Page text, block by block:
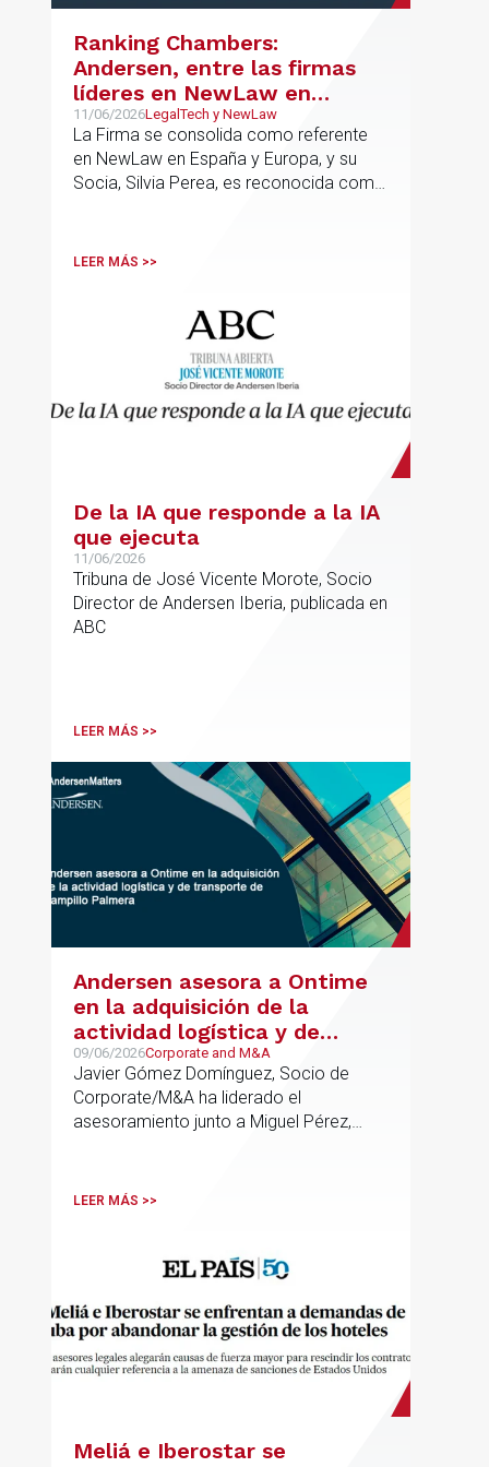
Ranking Chambers:
Andersen, entre las firmas
líderes en NewLaw en
España y Europa
11/06/2026LegalTech y NewLaw
La Firma se consolida como referente
en NewLaw en España y Europa, y su
Socia, Silvia Perea, es reconocida como
LEER MÁS >>
De la IA que responde a la IA
que ejecuta
11/06/2026
Tribuna de José Vicente Morote, Socio
Director de Andersen Iberia, publicada en
ABC
LEER MÁS >>
Andersen asesora a Ontime
en la adquisición de la
actividad logística y de
transporte de Campillo
Palmera
09/06/2026Corporate and M&A
Javier Gómez Domínguez, Socio de
Corporate/M&A ha liderado el
asesoramiento junto a Miguel Pérez,
LEER MÁS >>
Meliá e Iberostar se